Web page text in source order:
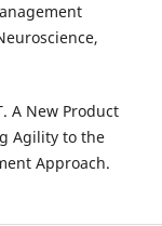
A New Product
Agility to the
Approach.